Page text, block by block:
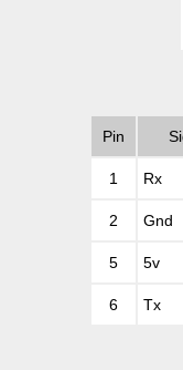
Pin
1 Rx
2 Gnd
5 5v
6 Tx